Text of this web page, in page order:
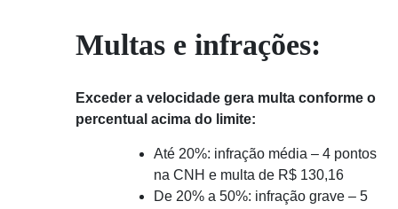
Multas e infrações:
Exceder a velocidade gera multa conforme o
percentual acima do limite:
Até 20%: infração média – 4 pontos
na CNH e multa de R$ 130,16
De 20% a 50%: infração grave – 5